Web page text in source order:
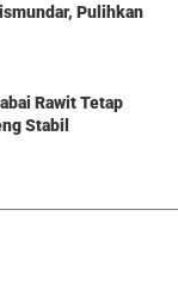
Pulihkan
Rawit Tetap
Stabil